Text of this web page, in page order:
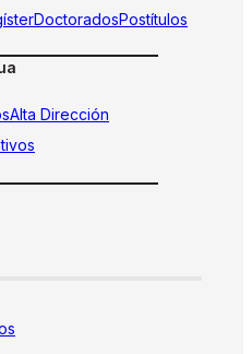
DoctoradosPostítulos
Alta Dirección